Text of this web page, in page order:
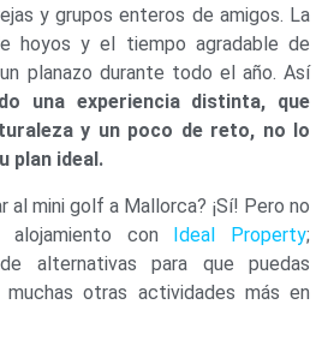
y grupos enteros de amigos. La
hoyos y el tiempo agradable de
planazo durante todo el año. Así
una experiencia distinta, que
y un poco de reto, no lo
plan ideal.
al mini golf a Mallorca? ¡Sí! Pero no
con Ideal Property;
alternativas para que puedas
otras actividades más en